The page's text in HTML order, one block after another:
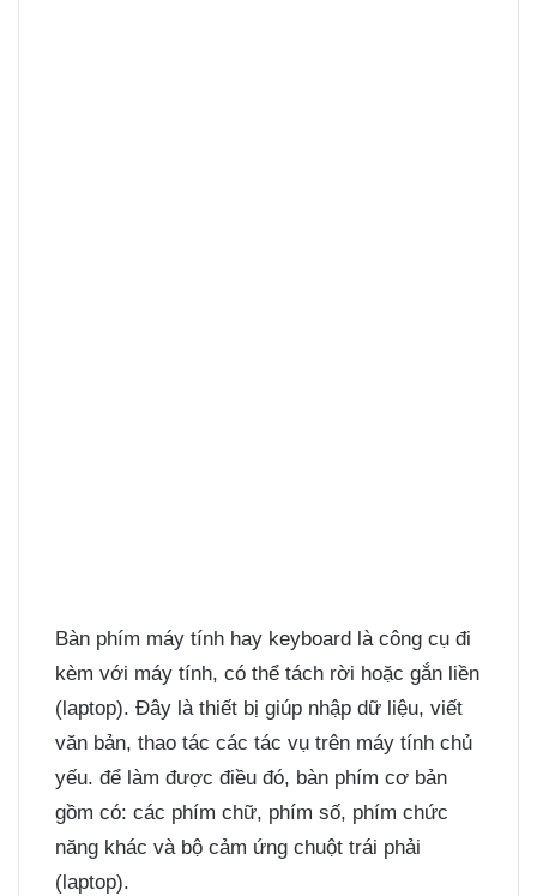
Bàn phím máy tính hay keyboard là công cụ đi
kèm với máy tính, có thể tách rời hoặc gắn liền
(laptop). Đây là thiết bị giúp nhập dữ liệu, viết
văn bản, thao tác các tác vụ trên máy tính chủ
yếu. để làm được điều đó, bàn phím cơ bản
gồm có: các phím chữ, phím số, phím chức
năng khác và bộ cảm ứng chuột trái phải
(laptop).